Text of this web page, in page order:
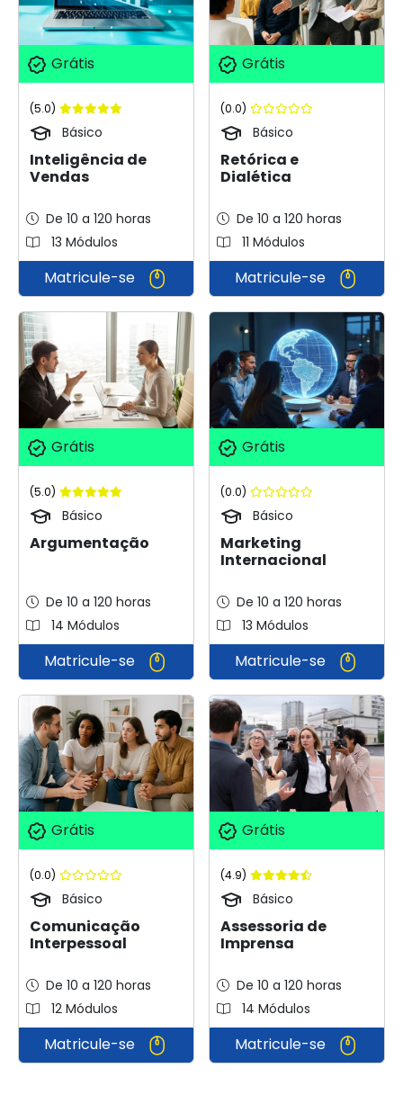
Grátis
(5.0)
Básico
Inteligência de
Vendas
De 10 a 120 horas
13 Módulos
Matricule-se
Grátis
(0.0)
Básico
Retórica e
Dialética
De 10 a 120 horas
11 Módulos
Matricule-se
Grátis
(5.0)
Básico
Argumentação
De 10 a 120 horas
14 Módulos
Matricule-se
Grátis
(0.0)
Básico
Marketing
Internacional
De 10 a 120 horas
13 Módulos
Matricule-se
Grátis
(0.0)
Básico
Comunicação
Interpessoal
De 10 a 120 horas
12 Módulos
Matricule-se
Grátis
(4.9)
Básico
Assessoria de
Imprensa
De 10 a 120 horas
14 Módulos
Matricule-se